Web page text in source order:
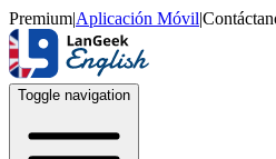
Premium|Aplicación Móvil|
Toggle navigation